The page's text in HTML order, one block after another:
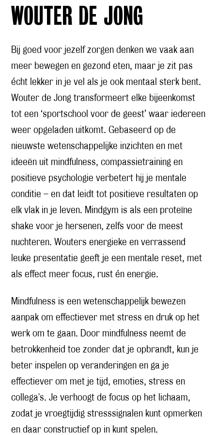
WOUTER DE JONG
Bij goed voor jezelf zorgen denken we vaak aan
meer bewegen en gezond eten, maar je zit pas
écht lekker in je vel als je ook mentaal sterk bent.
Wouter de Jong transformeert elke bijeenkomst
tot een ‘sportschool voor de geest’ waar iedereen
weer opgeladen uitkomt. Gebaseerd op de
nieuwste wetenschappelijke inzichten en met
ideeën uit mindfulness, compassietraining en
positieve psychologie verbetert hij je mentale
conditie – en dat leidt tot positieve resultaten op
elk vlak in je leven. Mindgym is als een proteïne
shake voor je hersenen, zelfs voor de meest
nuchteren. Wouters energieke en verrassend
leuke presentatie geeft je een mentale reset, met
als effect meer focus, rust én energie.
Mindfulness is een wetenschappelijk bewezen
aanpak om effectiever met stress en druk op het
werk om te gaan. Door mindfulness neemt de
betrokkenheid toe zonder dat je opbrandt, kun je
beter inspelen op veranderingen en ga je
effectiever om met je tijd, emoties, stress en
collega's. Je verhoogt de focus op het lichaam,
zodat je vroegtijdig stresssignalen kunt opmerken
en daar constructief op in kunt spelen.